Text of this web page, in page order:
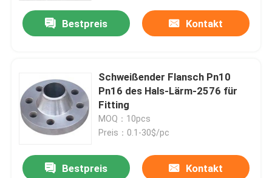
Startseite
Produkte
Über uns
Bestpreis Kontakt
Schweißender Flansch Pn10
Pn16 des Hals-Lärm-2576 für
Fitting
MOQ：10pcs
Preis：0.1-30$/pc
Bestpreis Kontakt
GOST12821-80 schmiedete rostfreie Flansche DN500 DN1000 für Rohrleitung